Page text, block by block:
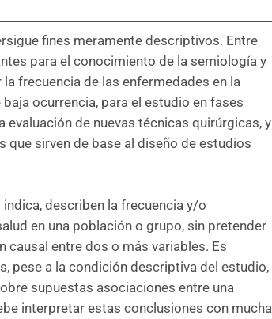
fines meramente descriptivos. Entre
para el conocimiento de la semiología y
frecuencia de las enfermedades en la
ocurrencia, para el estudio en fases
de nuevas técnicas quirúrgicas, y
sirven de base al diseño de estudios
describen la frecuencia y/o
en una población o grupo, sin pretender
entre dos o más variables. Es
pese a la condición descriptiva del estudio,
supuestas asociaciones entre una
interpretar estas conclusiones con mucha